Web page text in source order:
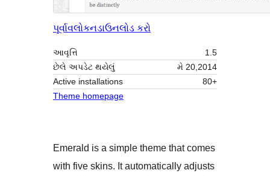
પૂર્વાવલોકનડાઉનલોડ કરો
આવૃત્તિ
1.5
છેલે અપડેટ થયેલું
મે 20,2014
Active installations
80+
Theme homepage
Emerald is a simple theme that comes
with five skins. It automatically adjusts